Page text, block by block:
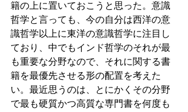
籍の上に置いておこうと思った。意識
哲学と言っても、今の自分は西洋の意
識哲学以上に東洋の意識哲学に注目し
ており、中でもインド哲学のそれが最
も重要な分野なので、それに関する書
籍を最優先させる形の配置を考えた
い。最近思うのは、とにかくその分野
で最も硬質かつ高質な専門書を何度も